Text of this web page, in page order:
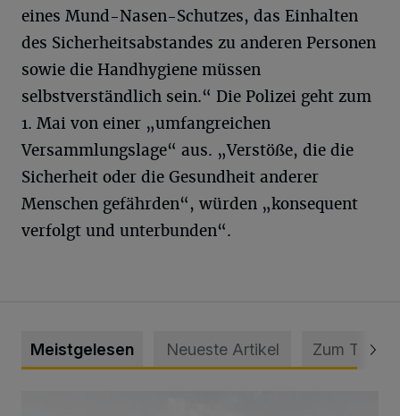
eines Mund-Nasen-Schutzes, das Einhalten
des Sicherheitsabstandes zu anderen Personen
sowie die Handhygiene müssen
selbstverständlich sein.“ Die Polizei geht zum
1. Mai von einer „umfangreichen
Versammlungslage“ aus. „Verstöße, die die
Sicherheit oder die Gesundheit anderer
Menschen gefährden“, würden „konsequent
verfolgt und unterbunden“.
Meistgelesen Neueste Artikel Zum Thema